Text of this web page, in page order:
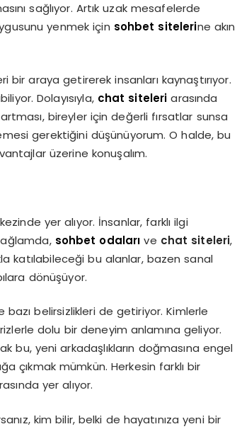
sağlıyor. Artık uzak mesafelerde
yenmek için sohbet sitelerine akın
araya getirerek insanları kaynaştırıyor.
Dolayısıyla, chat siteleri arasında
bireyler için değerli fırsatlar sunsa
gerektiğini düşünüyorum. O halde, bu
üzerine konuşalım.
yer alıyor. İnsanlar, farklı ilgi
sohbet odaları ve chat siteleri,
katılabileceği bu alanlar, bazen sanal
dönüşüyor.
belirsizlikleri de getiriyor. Kimlerle
dolu bir deneyim anlamına geliyor.
bu, yeni arkadaşlıkların doğmasına engel
çıkmak mümkün. Herkesin farklı bir
yer alıyor.
kim bilir, belki de hayatınıza yeni bir